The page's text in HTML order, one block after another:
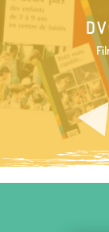
principal